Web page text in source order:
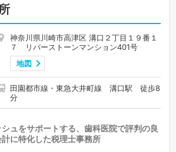
神奈川県川崎市高津区 溝口２丁目１９番１
７ リバーストーンマンション401号
地図
田園都市線・東急大井町線 溝口駅 徒歩8
分
ュをサポートする、歯科医院で評判の良
に特化した税理士事務所